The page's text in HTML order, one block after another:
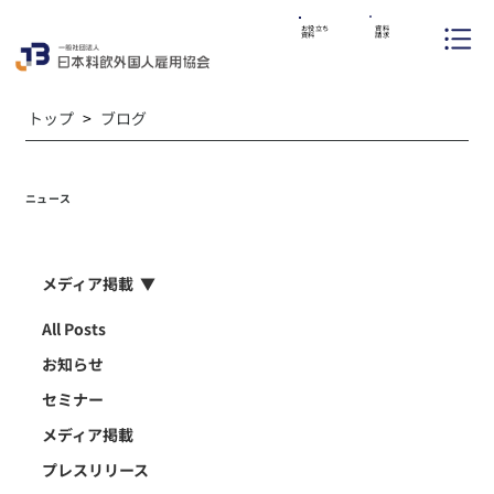
お役立ち
資料
資料
請求
ニュース
All Posts
お知らせ
セミナー
メディア掲載
プレスリリース
メディア掲載
トップ > ブログ